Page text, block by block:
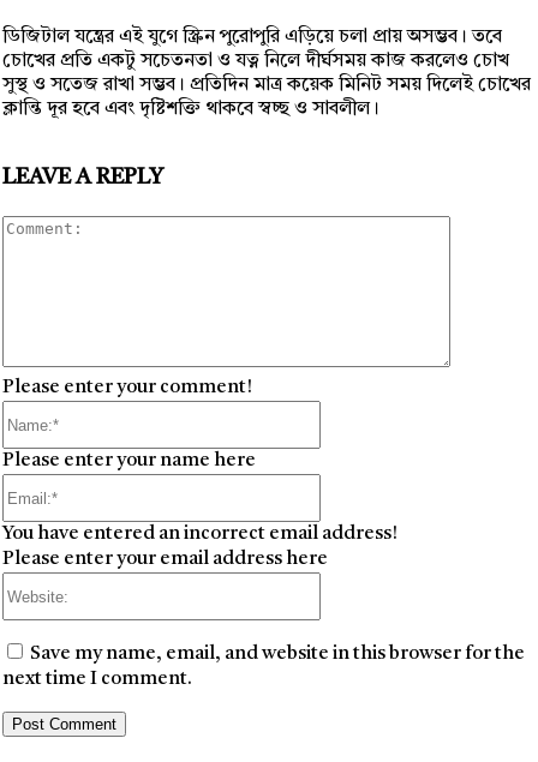
ডিজিটাল যন্ত্রের এই যুগে স্ক্রিন পুরোপুরি এড়িয়ে চলা প্রায় অসম্ভব। তবে
চোখের প্রতি একটু সচেতনতা ও যত্ন নিলে দীর্ঘসময় কাজ করলেও চোখ
সুস্থ ও সতেজ রাখা সম্ভব। প্রতিদিন মাত্র কয়েক মিনিট সময় দিলেই চোখের
ক্লান্তি দূর হবে এবং দৃষ্টিশক্তি থাকবে স্বচ্ছ ও সাবলীল।
LEAVE A REPLY
Please enter your comment!
Please enter your name here
You have entered an incorrect email address!
Please enter your email address here
Save my name, email, and website in this browser for the
next time I comment.